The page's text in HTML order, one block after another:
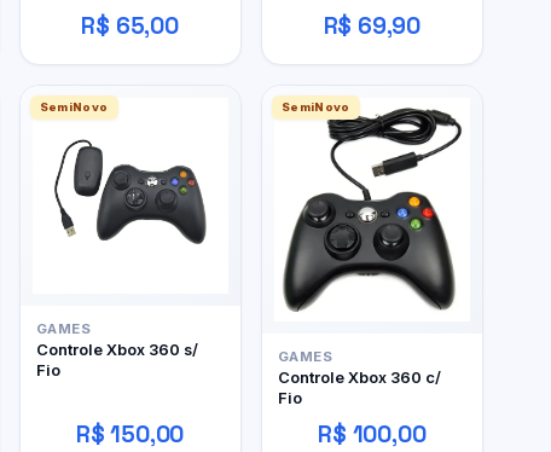
R$ 65,00 R$ 69,90
SemiNovo
GAMES
Controle Xbox 360 s/
Fio
R$ 150,00
SemiNovo
GAMES
Controle Xbox 360 c/
Fio
R$ 100,00